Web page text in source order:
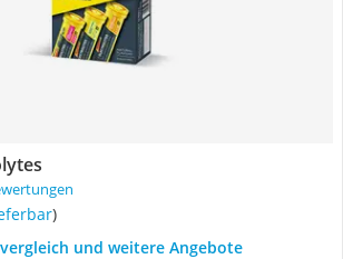
)
und weitere Angebote